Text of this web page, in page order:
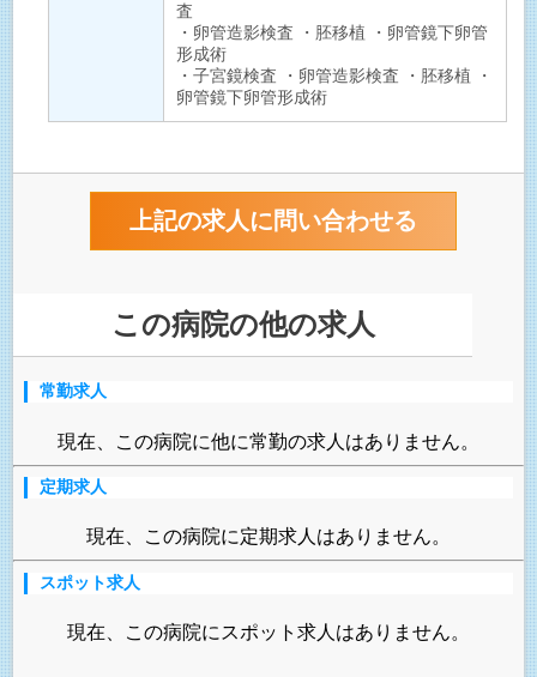
査
・卵管造影検査 ・胚移植 ・卵管鏡下卵管
形成術
・子宮鏡検査 ・卵管造影検査 ・胚移植 ・
卵管鏡下卵管形成術
この病院の他の求人
常勤求人
現在、この病院に他に常勤の求人はありません。
定期求人
現在、この病院に定期求人はありません。
スポット求人
現在、この病院にスポット求人はありません。